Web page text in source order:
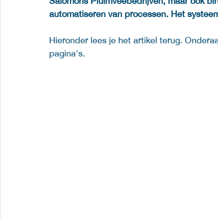
automatiseren van processen. Het
Hieronder lees je het artikel terug.
pagina's.